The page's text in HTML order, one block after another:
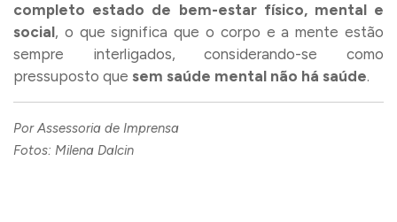
completo estado de bem-estar físico, mental e
social, o que significa que o corpo e a mente estão
sempre interligados, considerando-se como
pressuposto que sem saúde mental não há saúde.
Por Assessoria de Imprensa
Fotos: Milena Dalcin